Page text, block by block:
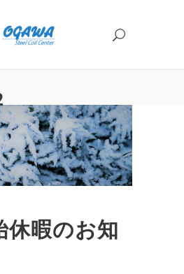
休暇のお知